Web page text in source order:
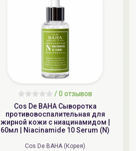
/0 отзывов
Cos De BAHA Сыворотка
противовоспалительная для
жирной кожи с ниацинамидом |
60мл | Niacinamide 10 Serum (N)
Cos De BAHA (Корея)